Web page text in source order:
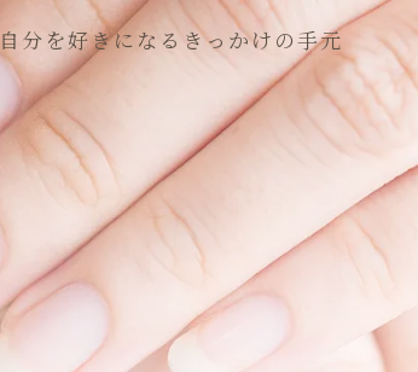
自分を好きになるきっかけの手元